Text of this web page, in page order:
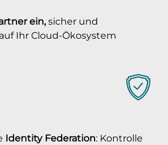
ein,sicher und
Ihr Cloud-Ökosystem
Identity Federation: Kontrolle